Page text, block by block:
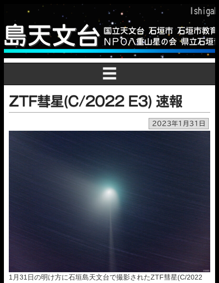
☰
ZTF彗星(C/2022 E3) 速報
2023年1月31日
1月31日の明け方に石垣島天文台で撮影されたZTF彗星(C/2022